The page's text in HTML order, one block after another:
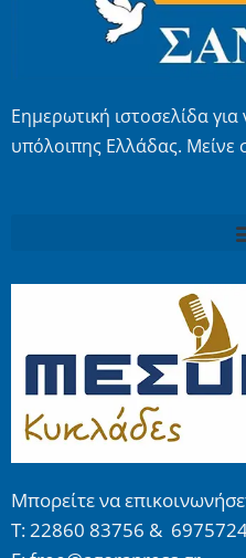
Εημερωτική ιστοσελίδα
υπόλοιπης Ελλάδας. Μείνε
Μπορείτε να
Τ: 22860 83756 &